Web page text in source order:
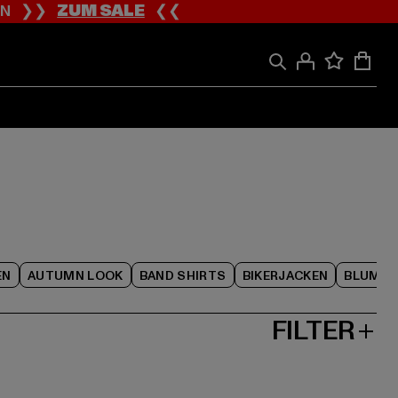
❯❯ZUM SALE❮❮
AUTUMN LOOK BAND SHIRTS BIKERJACKEN
FILTER